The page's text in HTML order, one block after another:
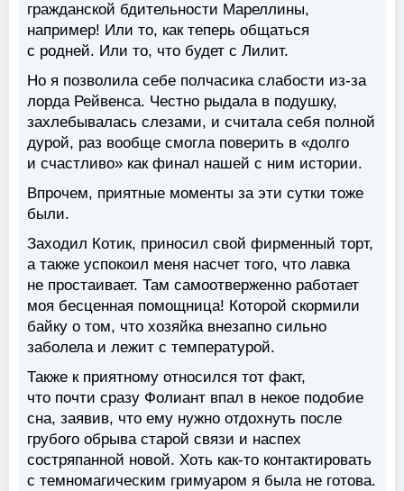
гражданской бдительности Мареллины,
например! Или то, как теперь общаться
с родней. Или то, что будет с Лилит.
Но я позволила себе полчасика слабости из-за
лорда Рейвенса. Честно рыдала в подушку,
захлебывалась слезами, и считала себя полной
дурой, раз вообще смогла поверить в «долго
и счастливо» как финал нашей с ним истории.
Впрочем, приятные моменты за эти сутки тоже
были.
Заходил Котик, приносил свой фирменный торт,
а также успокоил меня насчет того, что лавка
не простаивает. Там самоотверженно работает
моя бесценная помощница! Которой скормили
байку о том, что хозяйка внезапно сильно
заболела и лежит с температурой.
Также к приятному относился тот факт,
что почти сразу Фолиант впал в некое подобие
сна, заявив, что ему нужно отдохнуть после
грубого обрыва старой связи и наспех
состряпанной новой. Хоть как-то контактировать
с темномагическим гримуаром я была не готова.